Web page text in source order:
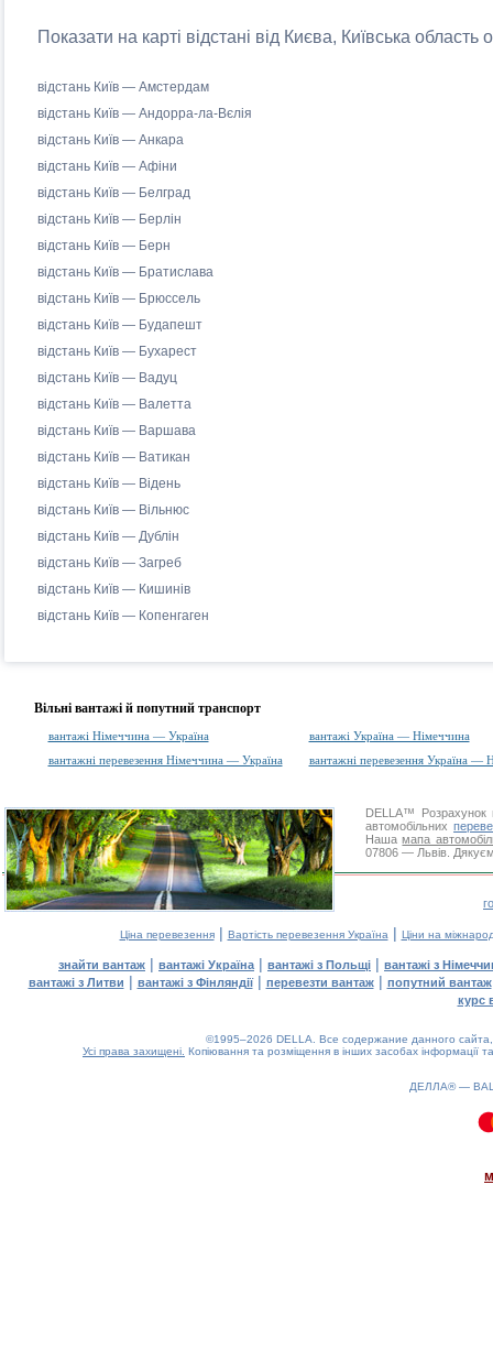
Показати на карті відстані від Києва, Київська
відстань Київ — Амстердам
відстань Київ — Андорра-ла-Вєлія
відстань Київ — Анкара
відстань Київ — Афіни
відстань Київ — Белград
відстань Київ — Берлін
відстань Київ — Берн
відстань Київ — Братислава
відстань Київ — Брюссель
відстань Київ — Будапешт
відстань Київ — Бухарест
відстань Київ — Вадуц
відстань Київ — Валетта
відстань Київ — Варшава
відстань Київ — Ватикан
відстань Київ — Відень
відстань Київ — Вільнюс
відстань Київ — Дублін
відстань Київ — Загреб
відстань Київ — Кишинів
відстань Київ — Копенгаген
Вільні вантажі й попутний транспорт
вантажі Німеччина — Україна
вантажі Україна — Німеччина
вантажні перевезення Німеччина — Україна
вантажні перевезення Україна —
DELLA™
Розрахунок
автомобільних
Нашамапа
07806 — Львів.
Ціна перевезення| Вартість перевезення Україна | Ціни на
знайти вантаж | вантажі Україна | вантажі з Польщі | вантажі з
вантажі з Литви | вантажі з Фінляндії| перевезти вантаж| попутний вантаж
курс
©1995–2026 DELLA. Все содержание данного
Усі права захищені. Копіювання та розміщення в інших засобах інформації
ДЕЛЛА® —